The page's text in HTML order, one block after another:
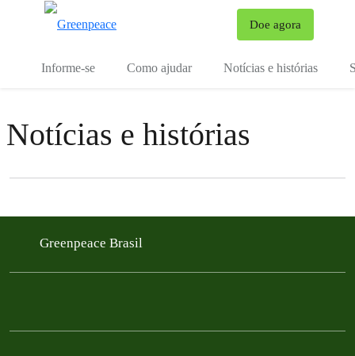
Doe agora
Informe-se Como ajudar Notícias e histórias
Notícias e histórias
Filter posts
Greenpeace Brasil